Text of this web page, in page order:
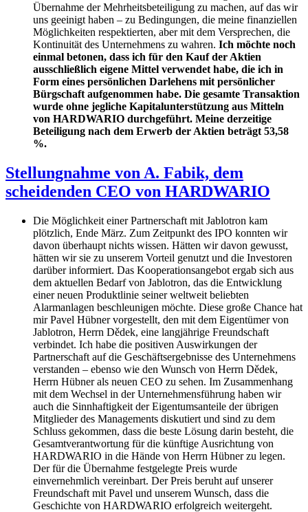
Übernahme der Mehrheitsbeteiligung zu machen, auf das wir
uns geeinigt haben – zu Bedingungen, die meine finanziellen
Möglichkeiten respektierten, aber mit dem Versprechen, die
Kontinuität des Unternehmens zu wahren. Ich möchte noch
einmal betonen, dass ich für den Kauf der Aktien
ausschließlich eigene Mittel verwendet habe, die ich in
Form eines persönlichen Darlehens mit persönlicher
Bürgschaft aufgenommen habe. Die gesamte Transaktion
wurde ohne jegliche Kapitalunterstützung aus Mitteln
von HARDWARIO durchgeführt. Meine derzeitige
Beteiligung nach dem Erwerb der Aktien beträgt 53,58
%.
Stellungnahme von A. Fabik, dem
scheidenden CEO von HARDWARIO
Die Möglichkeit einer Partnerschaft mit Jablotron kam
plötzlich, Ende März. Zum Zeitpunkt des IPO konnten wir
davon überhaupt nichts wissen. Hätten wir davon gewusst,
hätten wir sie zu unserem Vorteil genutzt und die Investoren
darüber informiert. Das Kooperationsangebot ergab sich aus
dem aktuellen Bedarf von Jablotron, das die Entwicklung
einer neuen Produktlinie seiner weltweit beliebten
Alarmanlagen beschleunigen möchte. Diese große Chance hat
mir Pavel Hübner vorgestellt, den mit dem Eigentümer von
Jablotron, Herrn Dědek, eine langjährige Freundschaft
verbindet. Ich habe die positiven Auswirkungen der
Partnerschaft auf die Geschäftsergebnisse des Unternehmens
verstanden – ebenso wie den Wunsch von Herrn Dědek,
Herrn Hübner als neuen CEO zu sehen. Im Zusammenhang
mit dem Wechsel in der Unternehmensführung haben wir
auch die Sinnhaftigkeit der Eigentumsanteile der übrigen
Mitglieder des Managements diskutiert und sind zu dem
Schluss gekommen, dass die beste Lösung darin besteht, die
Gesamtverantwortung für die künftige Ausrichtung von
HARDWARIO in die Hände von Herrn Hübner zu legen.
Der für die Übernahme festgelegte Preis wurde
einvernehmlich vereinbart. Der Preis beruht auf unserer
Freundschaft mit Pavel und unserem Wunsch, dass die
Geschichte von HARDWARIO erfolgreich weitergeht.